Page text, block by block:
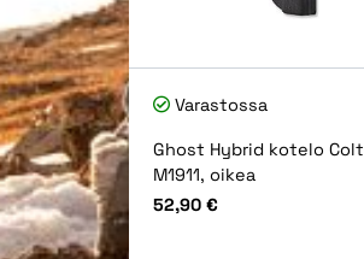
Varastossa
Ghost Hybrid kotelo Colt
M1911, oikea
Hinta
52,90 €